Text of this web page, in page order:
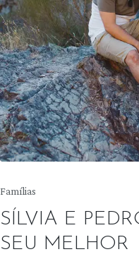
Posted
in
Famílias
SÍLVIA E
SEU MELHOR